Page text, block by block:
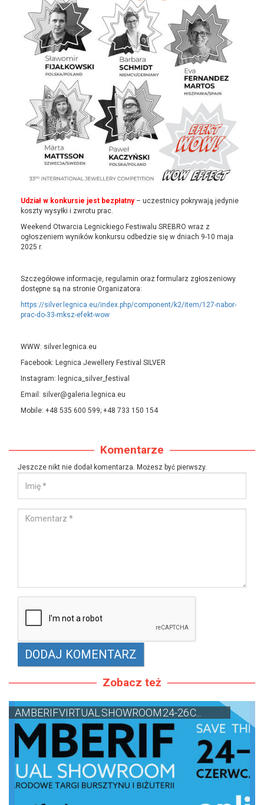
Udział w konkursie jest bezpłatny – uczestnicy pokrywają jedynie
koszty wysyłki i zwrotu prac.
Weekend Otwarcia Legnickiego Festiwalu SREBRO wraz z
ogłoszeniem wyników konkursu odbedzie się w dniach 9-10 maja
2025 r.
Szczegółowe informacje, regulamin oraz formularz zgłoszeniowy
dostępne są na stronie Organizatora:
https://silver.legnica.eu/index.php/component/k2/item/127-nabor-
prac-do-33-mksz-efekt-wow
WWW: silver.legnica.eu
Facebook: Legnica Jewellery Festival SILVER
Instagram: legnica_silver_festival
Email: silver@galeria.legnica.eu
Mobile: +48 535 600 599; +48 733 150 154
Komentarze
Jeszcze nikt nie dodał komentarza. Możesz być pierwszy.
Zobacz też
AMBERIF VIRTUAL SHOWROOM 24-26 C...